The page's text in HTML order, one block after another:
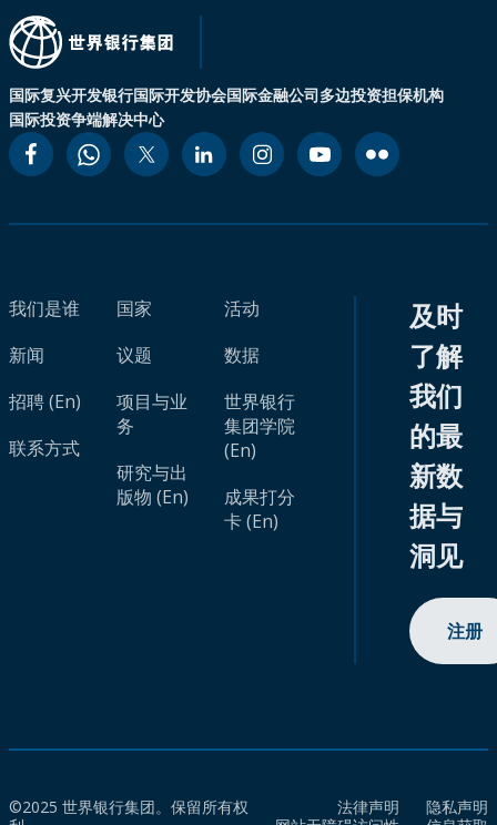
国际复兴开发银行国际开发协会国际金融公司多边投资担保机构
国际投资争端解决中心
我们是谁
新闻
招聘 (En)
联系方式
国家
议题
项目与业
务
研究与出
版物 (En)
活动
数据
世界银行
集团学院
(En)
成果打分
卡 (En)
及时
了解
我们
的最
新数
据与
洞见
注册
©2025 世界银行集团。保留所有权
法律声明
隐私声明